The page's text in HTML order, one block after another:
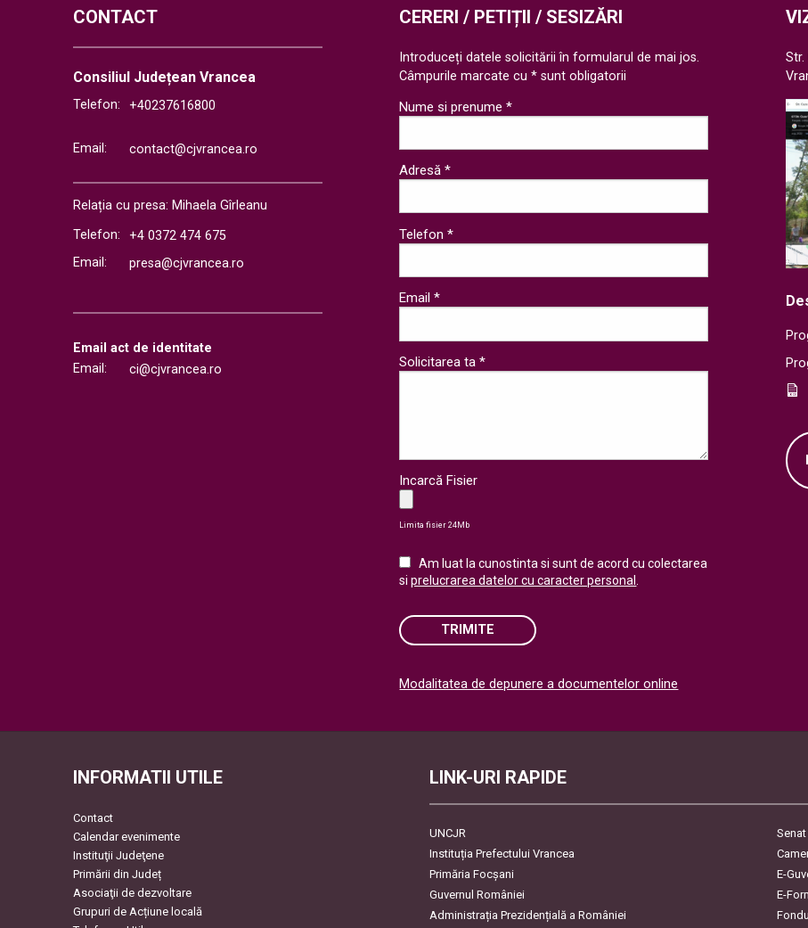
CONTACT
Consiliul Județean Vrancea
Telefon: +40237616800
Email: contact@cjvrancea.ro
Relația cu presa: Mihaela Gîrleanu
Telefon:
+4 0372 474 675
Email:
presa@cjvrancea.ro
Email act de identitate
Email:
ci@cjvrancea.ro
Str.
CERERI / PETIȚII / SESIZĂRI
Introduceți datele solicitării în formularul de mai jos.
Câmpurile marcate cu * sunt obligatorii
Nume si prenume *
Adresă *
Telefon *
Email *
Solicitarea ta *
Incarcă Fisier
Limita fisier 24Mb
Am luat la cunostinta si sunt de acord cu colectarea
siprelucrarea datelor cu caracter personal
TRIMITE
Please
field
Modalitatea de depunere a documentelor online
INFORMATII UTILE
Contact
Calendar evenimente
Instituţii Judeţene
Primării din Județ
Asociaţii de dezvoltare
Grupuri de Acțiune locală
LINK-URI RAPIDE
UNCJR
Senat
Instituția Prefectului Vrancea
Primăria Focşani
E-
Guvernul României
E-
Administrația Prezidențială a României